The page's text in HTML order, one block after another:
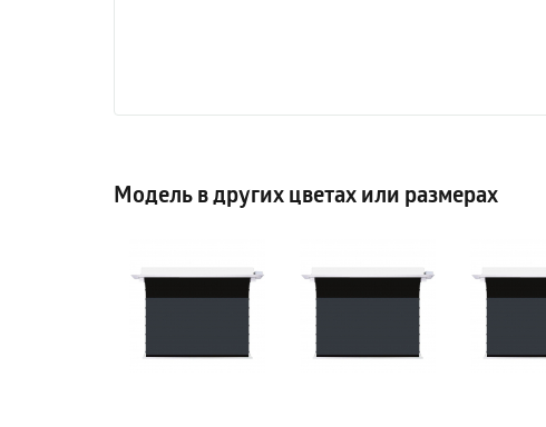
Модель в других цветах или размерах